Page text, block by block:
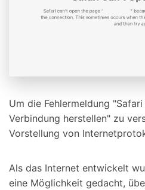
Um die Fehlermeldung
Verbindung herstellen" zu
Vorstellung von
Als das Internet entwickelt
eine Möglichkeit gedacht,